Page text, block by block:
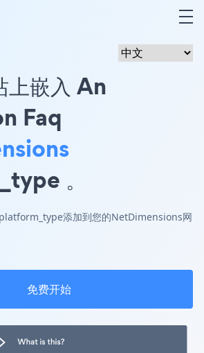
上嵌入 An
Faq
。
添加到您的NetDimensions网
免费开始